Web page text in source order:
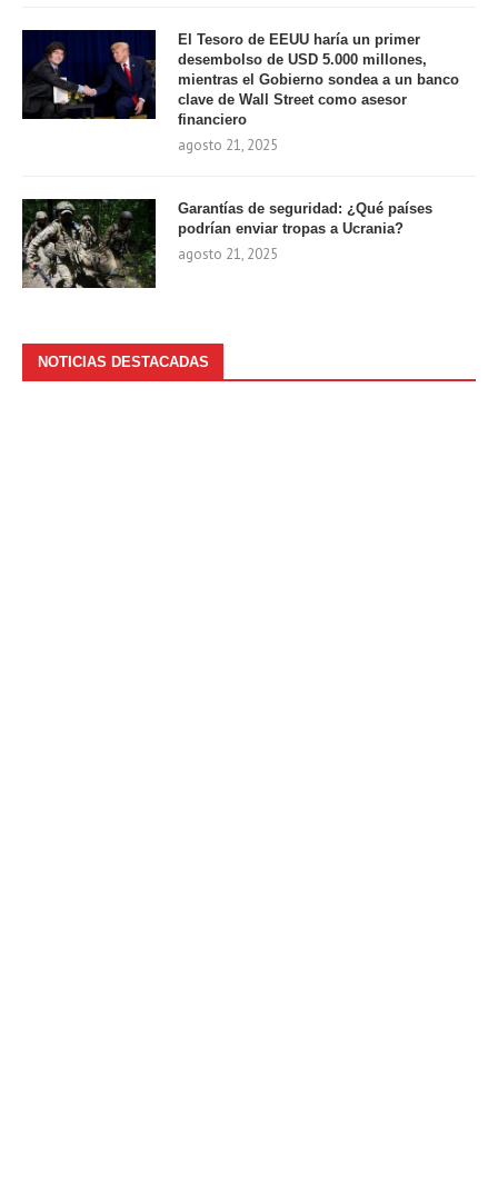
El Tesoro de EEUU haría un primer
desembolso de USD 5.000 millones,
mientras el Gobierno sondea a un banco
clave de Wall Street como asesor
financiero
agosto 21, 2025
Garantías de seguridad: ¿Qué países
podrían enviar tropas a Ucrania?
agosto 21, 2025
NOTICIAS DESTACADAS